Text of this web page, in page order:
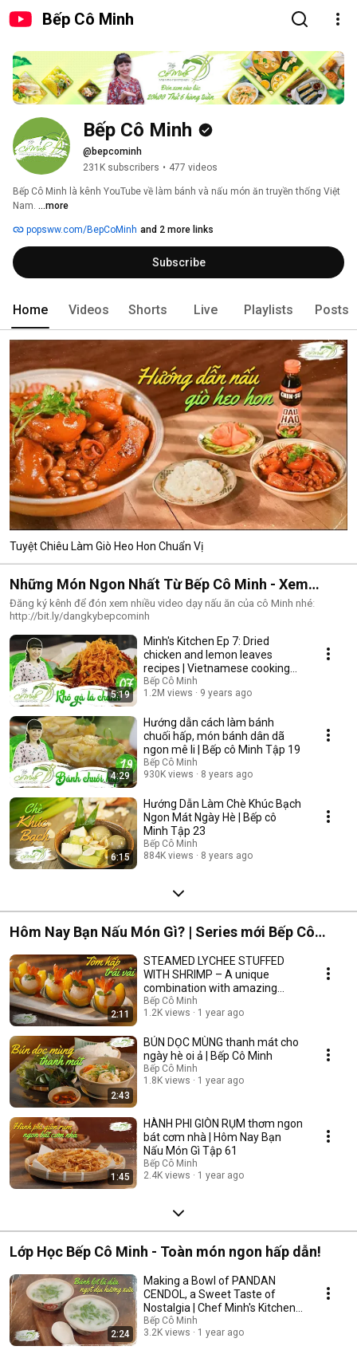
Bếp Cô Minh
Bếp Cô Minh
@bepcominh
231K subscribers • 477 videos
Bếp Cô Minh là kênh YouTube về làm bánh và nấu món ăn truyền thống Việt
Nam. ...more
popsww.com/BepCoMinh and 2 more links
Subscribe
Home Videos Shorts Live Playlists Posts
Tuyệt Chiêu Làm Giò Heo Hon Chuẩn Vị
Những Món Ngon Nhất Từ Bếp Cô Minh - Xem
Ngay!!!
Đăng ký kênh để đón xem nhiều video dạy nấu ăn của cô Minh nhéː
http://bit.ly/dangkybepcominh
5:19
Minh's Kitchen Ep 7: Dried
chicken and lemon leaves
recipes | Vietnamese cooking
easy
Bếp Cô Minh
1.2M views
9 years ago
4:29
Hướng dẫn cách làm bánh
chuối hấp, món bánh dân dã
ngon mê li | Bếp cô Minh Tập 19
Bếp Cô Minh
930K views
8 years ago
6:15
Hướng Dẫn Làm Chè Khúc Bạch
Ngon Mát Ngày Hè | Bếp cô
Minh Tập 23
Bếp Cô Minh
884K views
8 years ago
Hôm Nay Bạn Nấu Món Gì? | Series mới Bếp Cô
Minh
2:11
STEAMED LYCHEE STUFFED
WITH SHRIMP – A unique
combination with amazing
results | MS. MINH'S KITCHEN
Bếp Cô Minh
1.2K views
1 year ago
2:43
BÚN DỌC MÙNG thanh mát cho
ngày hè oi ả | Bếp Cô Minh
Bếp Cô Minh
1.8K views
1 year ago
1:45
HÀNH PHI GIÒN RỤM thơm ngon
bát cơm nhà | Hôm Nay Bạn
Nấu Món Gì Tập 61
Bếp Cô Minh
2.4K views
1 year ago
Lớp Học Bếp Cô Minh - Toàn món ngon hấp dẫn!
2:24
Making a Bowl of PANDAN
CENDOL, a Sweet Taste of
Nostalgia | Chef Minh's Kitchen
Class
Bếp Cô Minh
3.2K views
1 year ago